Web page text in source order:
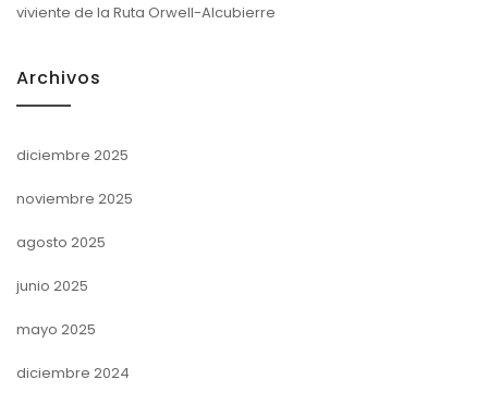
viviente de la Ruta Orwell-Alcubierre
Archivos
diciembre 2025
noviembre 2025
agosto 2025
junio 2025
mayo 2025
diciembre 2024